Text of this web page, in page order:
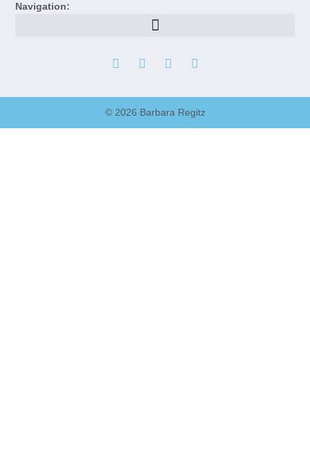
Navigation:
© 2026 Barbara Regitz